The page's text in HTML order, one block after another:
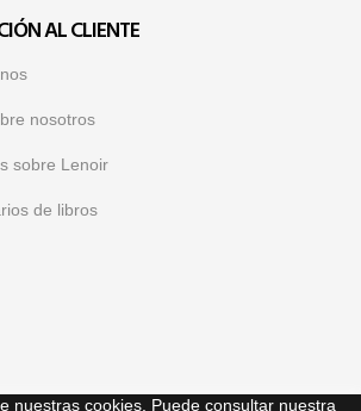
AL CLIENTE
nosotros
sobre Lenoir
de libros
nuestras cookies. Puede consultar nuestra